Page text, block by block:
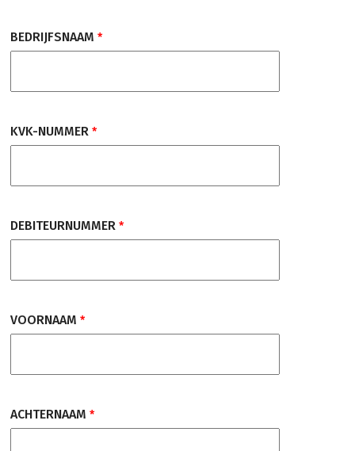
BEDRIJFSNAAM
KVK-NUMMER
DEBITEURNUMMER
VOORNAAM
ACHTERNAAM